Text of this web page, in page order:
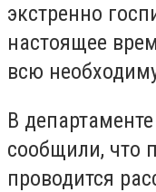
экстренно
настоящее
всю
В
сообщили, что
проводится